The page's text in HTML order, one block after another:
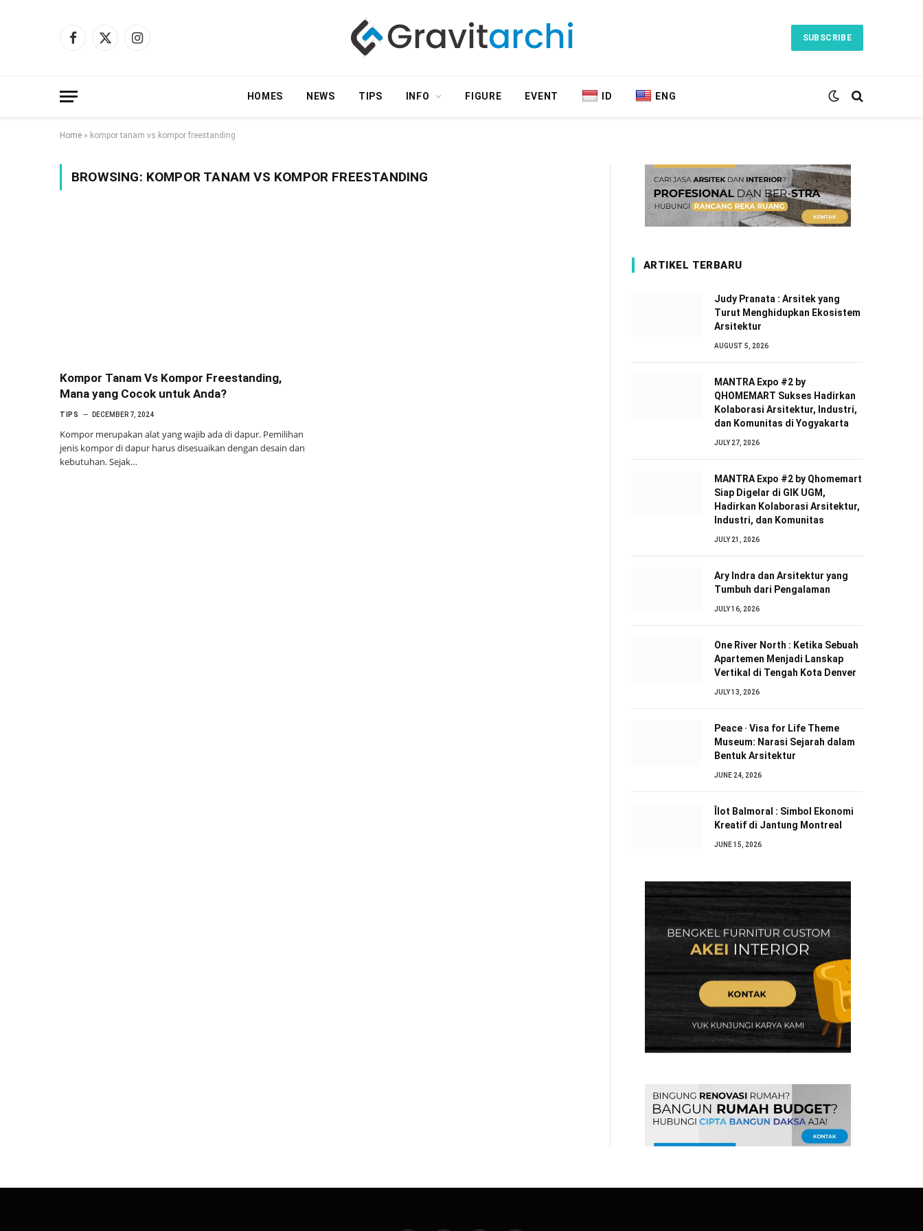
Facebook
X
Instagram SUBSCRIBE
HOMES NEWS TIPS INFO FIGURE EVENT ID ENG
Home » kompor tanam vs kompor freestanding
BROWSING: KOMPOR TANAM VS KOMPOR FREESTANDING
Kompor Tanam Vs Kompor Freestanding,
Mana yang Cocok untuk Anda?
TIPS DECEMBER 7, 2024
Kompor merupakan alat yang wajib ada di dapur. Pemilihan
jenis kompor di dapur harus disesuaikan dengan desain dan
kebutuhan. Sejak…
ARTIKEL TERBARU
Judy Pranata : Arsitek yang
Turut Menghidupkan Ekosistem
Arsitektur
AUGUST 5, 2026
MANTRA Expo #2 by
QHOMEMART Sukses Hadirkan
Kolaborasi Arsitektur, Industri,
dan Komunitas di Yogyakarta
JULY 27, 2026
MANTRA Expo #2 by Qhomemart
Siap Digelar di GIK UGM,
Hadirkan Kolaborasi Arsitektur,
Industri, dan Komunitas
JULY 21, 2026
Ary Indra dan Arsitektur yang
Tumbuh dari Pengalaman
JULY 16, 2026
One River North : Ketika Sebuah
Apartemen Menjadi Lanskap
Vertikal di Tengah Kota Denver
JULY 13, 2026
Peace · Visa for Life Theme
Museum: Narasi Sejarah dalam
Bentuk Arsitektur
JUNE 24, 2026
Îlot Balmoral : Simbol Ekonomi
Kreatif di Jantung Montreal
JUNE 15, 2026